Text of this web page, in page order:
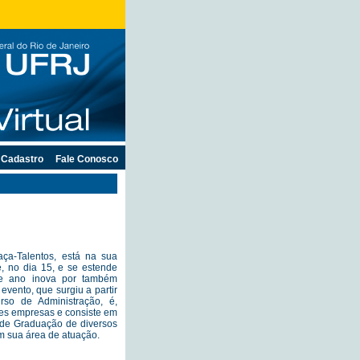
Talentos, está na sua
no dia 15, e se estende
ano inova por também
que surgiu a partir
de Administração, é,
empresas e consiste em
Graduação de diversos
sua área de atuação.
Cadastro Fale Conosco